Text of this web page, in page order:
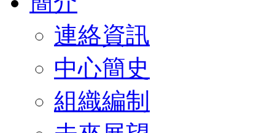
連絡資訊
中心簡史
組織編制